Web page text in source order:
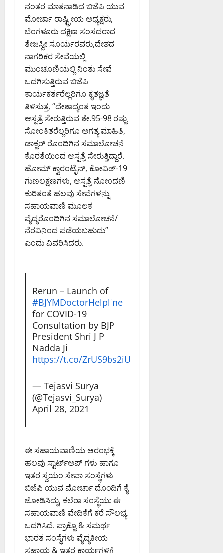
ನಂತರ ಮಾತನಾಡಿದ ಬಿಜೆಪಿ ಯುವ
ಮೋರ್ಚಾ ರಾಷ್ಟ್ರೀಯ ಅಧ್ಯಕ್ಷರು,
ಬೆಂಗಳೂರು ದಕ್ಷಿಣ ಸಂಸದರಾದ
ತೇಜಸ್ವೀ ಸೂರ್ಯರವರು,ದೇಶದ
ನಾಗರಿಕರ ಸೇವೆಯಲ್ಲಿ
ಮುಂಚೂಣಿಯಲ್ಲಿ ನಿಂತು ಸೇವೆ
ಒದಗಿಸುತ್ತಿರುವ ಬಿಜೆಪಿ
ಕಾರ್ಯಕರ್ತರೆಲ್ಲರಿಗೂ ಕೃತಜ್ಞತೆ
ತಿಳಿಸುತ್ತ, “ದೇಶಾದ್ಯಂತ ಇಂದು
ಆಸ್ಪತ್ರೆ ಸೇರುತ್ತಿರುವ ಶೇ.95-98 ರಷ್ಟು
ಸೋಂಕಿತರೆಲ್ಲರಿಗೂ ಅಗತ್ಯ ಮಾಹಿತಿ,
ಡಾಕ್ಟರ್ ರೊಂದಿಗಿನ ಸಮಾಲೋಚನೆ
ಕೊರತೆಯಿಂದ ಆಸ್ಪತ್ರೆ ಸೇರುತ್ತಿದ್ದಾರೆ.
ಹೋಮ್ ಕ್ವಾರಂಟೈನ್, ಕೋವಿಡ್-19
ಗುಣಲಕ್ಷಣಗಳು, ಆಸ್ಪತ್ರೆ ನೋಂದಣಿ
ಕುರಿತಂತೆ ಹಲವು ಸೇವೆಗಳನ್ನು
ಸಹಾಯವಾಣಿ ಮೂಲಕ
ವೈದ್ಯರೊಂದಿಗಿನ ಸಮಾಲೋಚನೆ/
ನೆರವಿನಿಂದ ಪಡೆಯಬಹುದು”
ಎಂದು ವಿವರಿಸಿದರು.
Rerun – Launch of
#BJYMDoctorHelpline
for COVID-19
Consultation by BJP
President Shri J P
Nadda Ji
https://t.co/ZrUS9bs2iU
— Tejasvi Surya
(@Tejasvi_Surya)
April 28, 2021
ಈ ಸಹಾಯವಾಣಿಯ ಆರಂಭಕ್ಕೆ
ಹಲವು ಸ್ಟಾರ್ಟ್ಅಪ್ ಗಳು ಹಾಗೂ
ಇತರ ಸ್ವಯಂ ಸೇವಾ ಸಂಸ್ಥೆಗಳು
ಬಿಜೆಪಿ ಯುವ ಮೋರ್ಚಾ ದೊಂದಿಗೆ ಕೈ
ಜೋಡಿಸಿದ್ದು, ಕಲೆರಾ ಸಂಸ್ಥೆಯು ಈ
ಸಹಾಯವಾಣಿ ವೇದಿಕೆಗೆ ಕರೆ ಸೌಲಭ್ಯ
ಒದಗಿಸಿದೆ. ಪ್ರಾಕ್ಟೊ & ಸಮರ್ಥ
ಭಾರತ ಸಂಸ್ಥೆಗಳು ವೈದ್ಯಕೀಯ
ಸಹಾಯ & ಇತರ ಕಾರ್ಯಗಳಿಗೆ